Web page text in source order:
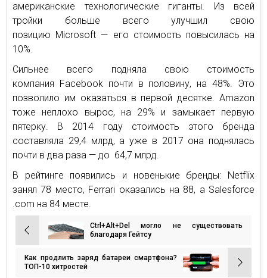
американские технологические гиганты. Из всей
тройки больше всего улучшил свою
позицию Microsoft — его стоимость повысилась на
10%.
Сильнее всего подняла свою стоимость
компания Facebook почти в половину, на 48%. Это
позволило им оказаться в первой десятке. Amazon
тоже неплохо вырос, на 29% и замыкает первую
пятерку. В 2014 году стоимость этого бренда
составляла 29,4 млрд, а уже в 2017 она поднялась
почти в два раза — до 64,7 млрд.
В рейтинге появились и новенькие бренды: Netflix
занял 78 место, Ferrari оказались на 88, а Salesforce
.com на 84 месте.
Навигация
по
записям
Ctrl+Alt+Del могло не существовать
благодаря Гейтсу
Как продлить заряд батареи смартфона?
ТОП-10 хитростей